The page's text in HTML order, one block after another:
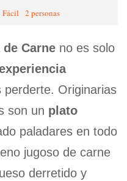
Fácil 2 personas
Carne no es solo
Originarias
son un plato
paladares en todo
jugoso de carne
derretido y